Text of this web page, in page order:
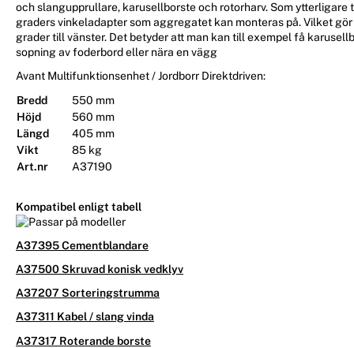
och slangupprullare, karusellborste och rotorharv. Som ytterligare
graders vinkeladapter som aggregatet kan monteras på. Vilket
grader till vänster. Det betyder att man kan till exempel få
sopning av foderbord eller nära en vägg
Avant Multifunktionsenhet / Jordborr Direktdriven:
Bredd
550 mm
Höjd
560 mm
Längd
405 mm
Vikt
85 kg
Art.nr
A37190
Kompatibel enligt tabell
A37395 Cementblandare
A37500 Skruvad konisk vedklyv
A37207 Sorteringstrumma
A37311 Kabel / slang vinda
A37317 Roterande borste